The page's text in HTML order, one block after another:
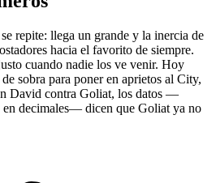
repite: llega un grande y la inercia de
hacia el favorito de siempre.
cuando nadie los ve venir. Hoy
sobra para poner en aprietos al City,
David contra Goliat, los datos —
en decimales— dicen que Goliat ya no